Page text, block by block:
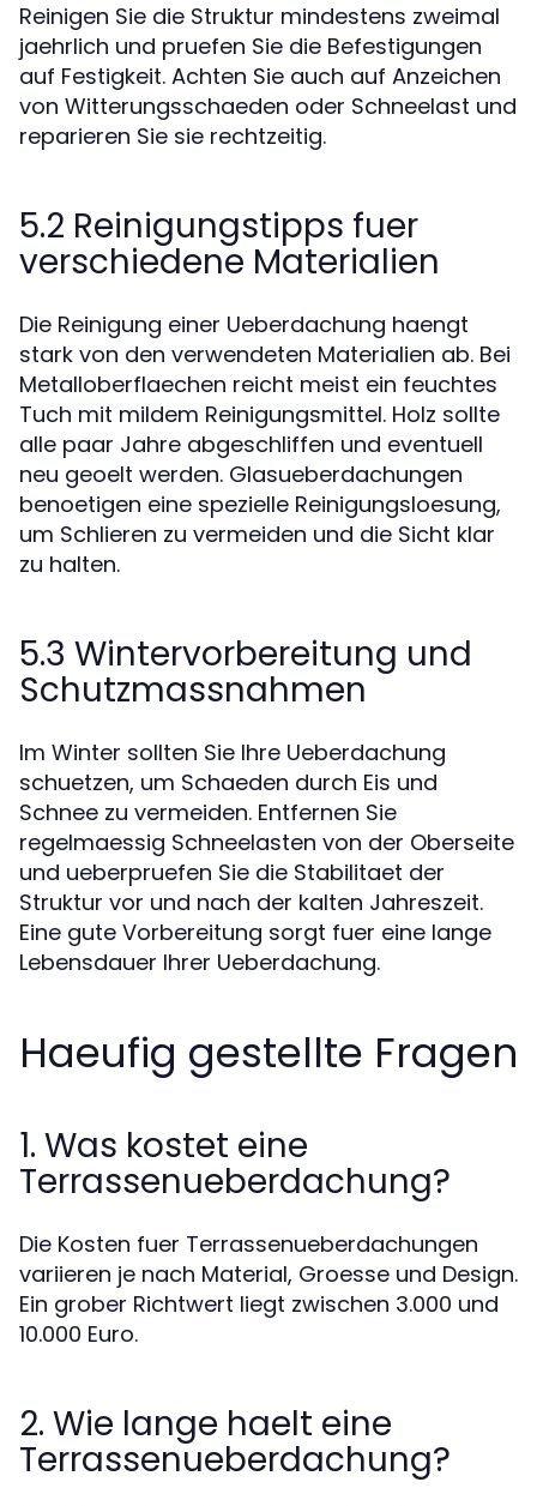
Reinigen Sie die Struktur mindestens zweimal
jaehrlich und pruefen Sie die Befestigungen
auf Festigkeit. Achten Sie auch auf Anzeichen
von Witterungsschaeden oder Schneelast und
reparieren Sie sie rechtzeitig.
5.2 Reinigungstipps fuer
verschiedene Materialien
Die Reinigung einer Ueberdachung haengt
stark von den verwendeten Materialien ab. Bei
Metalloberflaechen reicht meist ein feuchtes
Tuch mit mildem Reinigungsmittel. Holz sollte
alle paar Jahre abgeschliffen und eventuell
neu geoelt werden. Glasueberdachungen
benoetigen eine spezielle Reinigungsloesung,
um Schlieren zu vermeiden und die Sicht klar
zu halten.
5.3 Wintervorbereitung und
Schutzmassnahmen
Im Winter sollten Sie Ihre Ueberdachung
schuetzen, um Schaeden durch Eis und
Schnee zu vermeiden. Entfernen Sie
regelmaessig Schneelasten von der Oberseite
und ueberpruefen Sie die Stabilitaet der
Struktur vor und nach der kalten Jahreszeit.
Eine gute Vorbereitung sorgt fuer eine lange
Lebensdauer Ihrer Ueberdachung.
Haeufig gestellte Fragen
1. Was kostet eine
Terrassenueberdachung?
Die Kosten fuer Terrassenueberdachungen
variieren je nach Material, Groesse und Design.
Ein grober Richtwert liegt zwischen 3.000 und
10.000 Euro.
2. Wie lange haelt eine
Terrassenueberdachung?